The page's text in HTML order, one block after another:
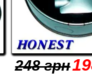
248 грн